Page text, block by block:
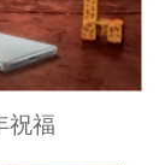
祝福